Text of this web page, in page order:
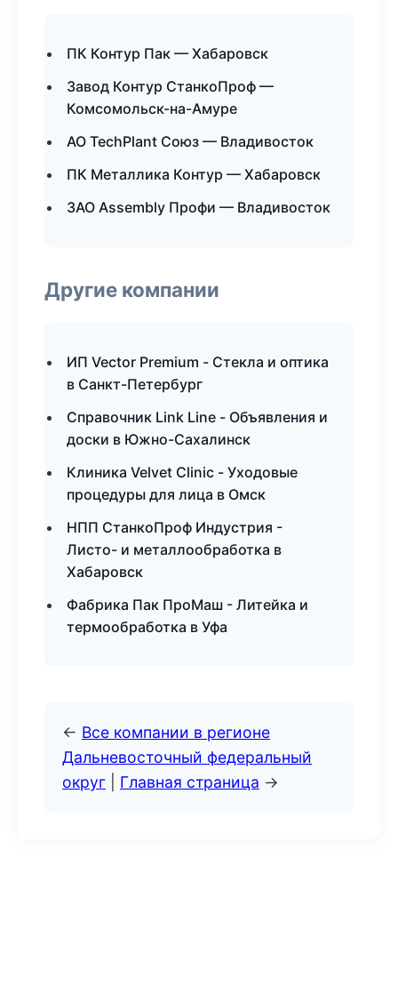
ПК Контур Пак — Хабаровск
Завод Контур СтанкоПроф —
Комсомольск-на-Амуре
АО TechPlant Союз — Владивосток
ПК Металлика Контур — Хабаровск
ЗАО Assembly Профи — Владивосток
Другие компании
ИП Vector Premium - Стекла и оптика
в Санкт-Петербург
Справочник Link Line - Объявления и
доски в Южно-Сахалинск
Клиника Velvet Clinic - Уходовые
процедуры для лица в Омск
НПП СтанкоПроф Индустрия -
Листо- и металлообработка в
Хабаровск
Фабрика Пак ПроМаш - Литейка и
термообработка в Уфа
← Все компании в регионе
Дальневосточный федеральный
округ
Главная страница →